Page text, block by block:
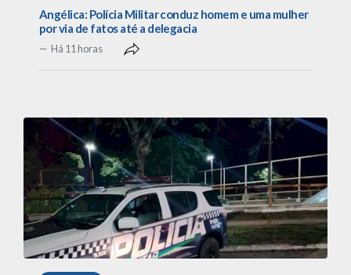
Angélica: Polícia Militar conduz homem e uma mulher
por via de fatos até a delegacia
Há 11 horas